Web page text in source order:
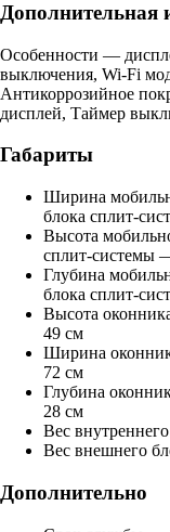
Дополнительная
Особенности —
выключения, Wi-Fi
Антикоррозийное
дисплей, Таймер
Габариты
Ширина
блока сплит-
Высота
сплит-системы
Глубина
блока сплит-
Высота
49 см
Ширина
72 см
Глубина
28 см
Вес
Вес внешнего
Дополнительно